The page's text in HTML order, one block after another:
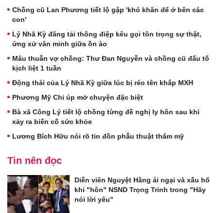
Chồng cũ Lan Phương tiết lộ gặp 'khó khăn để ở bên các
con'
Lý Nhã Kỳ đăng tải thông điệp kêu gọi tôn trọng sự thật,
ứng xử văn minh giữa ồn ào
Mâu thuẫn vợ chồng: Thư Đan Nguyễn và chồng cũ đấu tố
kịch liệt 1 tuần
Động thái của Lý Nhã Kỳ giữa lúc bị réo tên khắp MXH
Phương Mỹ Chi úp mở chuyện đặc biệt
Bà xã Công Lý tiết lộ chồng từng đề nghị ly hôn sau khi
xảy ra biến cố sức khỏe
Lương Bích Hữu nói rõ tin đồn phẫu thuật thẩm mỹ
Tin nên đọc
Diễn viên Nguyệt Hằng ái ngại và xấu hổ
khi "hôn" NSND Trọng Trinh trong "Hãy
nói lời yêu"